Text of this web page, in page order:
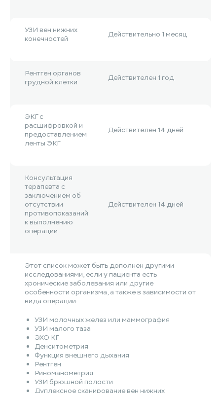
УЗИ вен нижних
конечностей
Действительно 1 месяц
Рентген органов
грудной клетки
Действителен 1 год
ЭКГ с
расшифровкой и
предоставлением
ленты ЭКГ
Действителен 14 дней
Консультация
терапевта с
заключением об
отсутствии
противопоказаний
к выполнению
операции
Действителен 14 дней
Этот список может быть дополнен другими
исследованиями, если у пациента есть
хронические заболевания или другие
особенности организма, а также в зависимости от
вида операции:
УЗИ молочных желез или маммография
УЗИ малого таза
ЭХО КГ
Денситометрия
Функция внешнего дыхания
Рентген
Риноманометрия
УЗИ брюшной полости
Дуплексное сканирование вен нижних